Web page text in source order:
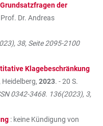
der
Dr. Andreas
38, Seite 2095-2100
Klagebeschränkung
2023. - 20 S.
0342-3468. 136(2023), 3,
: keine Kündigung von